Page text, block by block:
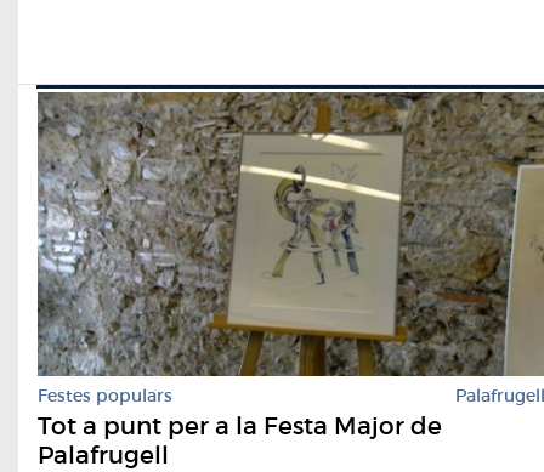
Festes populars Palafrugell
Tot a punt per a la Festa Major de
Palafrugell